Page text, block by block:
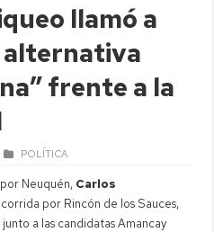
llamó a
frente a la
POLÍTICA
Neuquén, Carlos
por Rincón de los Sauces,
a las candidatas Amancay